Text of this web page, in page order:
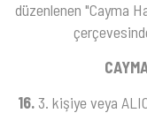
düzenlenen "Cayma
16.3. kişiye veya